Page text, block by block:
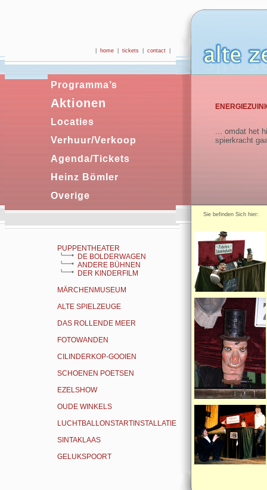
home tickets contact
Programma’s
Aktionen
Locaties
Verhuur/Verkoop
Agenda/Tickets
Heinz Bömler
Overige
... omdat het
spierkracht
PUPPENTHEATER
DE BOLDERWAGEN
ANDERE BÜHNEN
DER KINDERFILM
MÄRCHENMUSEUM
ALTE SPIELZEUGE
DAS ROLLENDE MEER
FOTOWANDEN
CILINDERKOP-GOOIEN
SCHOENEN POETSEN
EZELSHOW
OUDE WINKELS
LUCHTBALLONSTARTINSTALLATIE
SINTAKLAAS
GELUKSPOORT
Sie befinden Sich